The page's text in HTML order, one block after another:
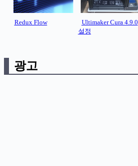
Redux Flow
Ultimaker Cura 4.9.0
설정
광고